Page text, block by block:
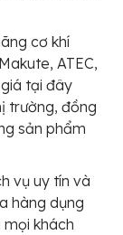
cơ khí
ATEC,
tại đây
trường, đồng
sản phẩm
vụ uy tín và
hàng dụng
khách